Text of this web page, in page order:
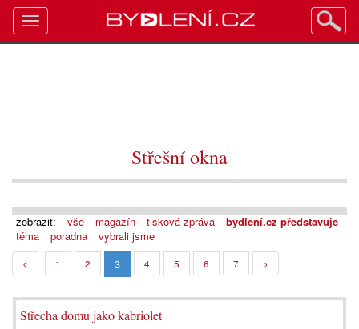
Střešní okna
zobrazit: vše magazín tisková zpráva
bydlení.cz představuje
téma
poradna vybrali jsme
< 1 2 3 4 5 6 7 >
Střecha domu jako kabriolet
Toggle
navigation